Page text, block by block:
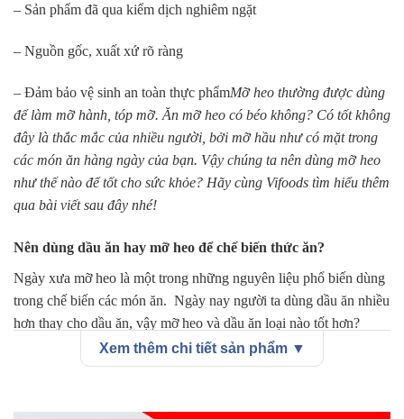
– Sản phẩm đã qua kiểm dịch nghiêm ngặt
– Nguồn gốc, xuất xứ rõ ràng
– Đảm bảo vệ sinh an toàn thực phẩmMỡ heo thường được dùng
để làm mỡ hành, tóp mỡ. Ăn mỡ heo có béo không? Có tốt không
đây là thắc mắc của nhiều người, bởi mỡ hầu như có mặt trong
các món ăn hàng ngày của bạn. Vậy chúng ta nên dùng mỡ heo
như thế nào để tốt cho sức khỏe? Hãy cùng Vifoods tìm hiểu thêm
qua bài viết sau đây nhé!
Nên dùng dầu ăn hay mỡ heo để chế biến thức ăn?
Ngày xưa mỡ heo là một trong những nguyên liệu phổ biến dùng
trong chế biến các món ăn. Ngày nay người ta dùng dầu ăn nhiều
hơn thay cho dầu ăn, vậy mỡ heo và dầu ăn loại nào tốt hơn?
Theo nghiên cứu của nhà khoa học Framingham chứng minh
mỡ, béo phì… mà các nhà báo đã đưa tin.
Xem thêm chi tiết sản phẩm ▼